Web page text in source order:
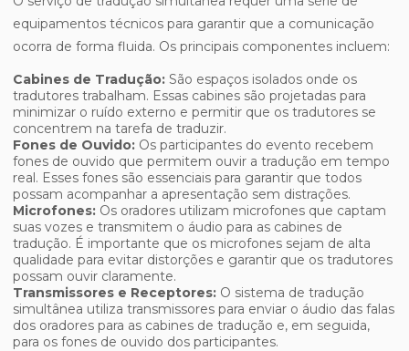
equipamentos técnicos para garantir que a comunicação
ocorra de forma fluida. Os principais componentes incluem:
Cabines de Tradução: São espaços isolados onde os
tradutores trabalham. Essas cabines são projetadas para
minimizar o ruído externo e permitir que os tradutores se
concentrem na tarefa de traduzir.
Fones de Ouvido: Os participantes do evento recebem
fones de ouvido que permitem ouvir a tradução em tempo
real. Esses fones são essenciais para garantir que todos
possam acompanhar a apresentação sem distrações.
Microfones: Os oradores utilizam microfones que captam
suas vozes e transmitem o áudio para as cabines de
tradução. É importante que os microfones sejam de alta
qualidade para evitar distorções e garantir que os tradutores
possam ouvir claramente.
Transmissores e Receptores: O sistema de tradução
simultânea utiliza transmissores para enviar o áudio das falas
dos oradores para as cabines de tradução e, em seguida,
para os fones de ouvido dos participantes.